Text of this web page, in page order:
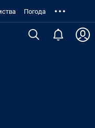
Погода